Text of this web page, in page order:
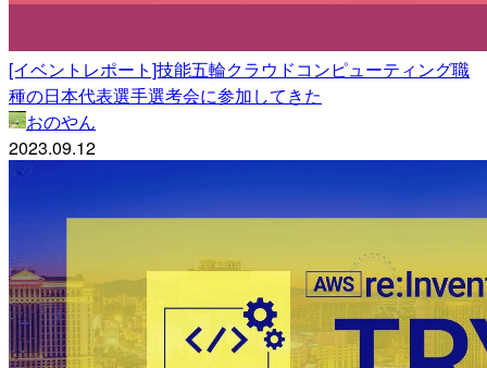
[イベントレポート]技能五輪クラウドコンピューティング職
種の日本代表選手選考会に参加してきた
おのやん
2023.09.12